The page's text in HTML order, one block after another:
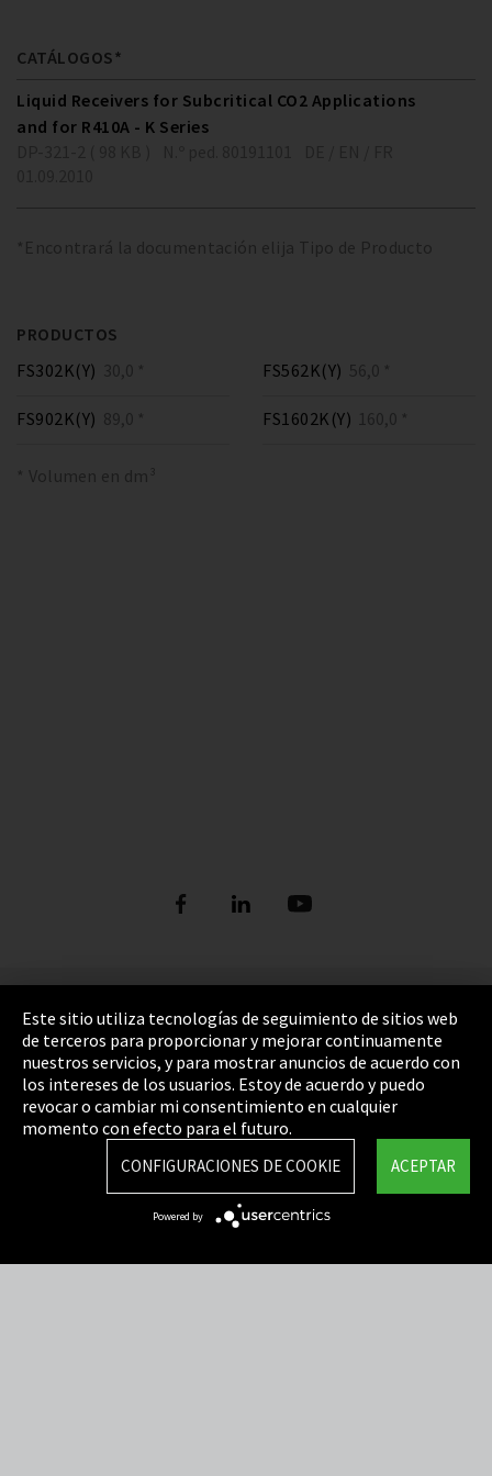
CATÁLOGOS*
Liquid Receivers for Subcritical CO2 Applications
and for R410A - K Series
*Encontrará la documentación elija Tipo de Producto
PRODUCTOS
FS302K(Y) 30,0 * FS562K(Y) 56,0 *
FS902K(Y) 89,0 * FS1602K(Y) 160,0 *
* Volumen en dm³
Pie de imprenta
Política de privacidad
Cookie Settings
Términos y Condiciones
Mapa del sitio
Integrity Line
Este sitio utiliza tecnologías de seguimiento de sitios web
de terceros para proporcionar y mejorar continuamente
nuestros servicios, y para mostrar anuncios de acuerdo con
los intereses de los usuarios. Estoy de acuerdo y puedo
revocar o cambiar mi consentimiento en cualquier
momento con efecto para el futuro.
ACEPTAR
CONFIGURACIONES DE COOKIE
Powered by